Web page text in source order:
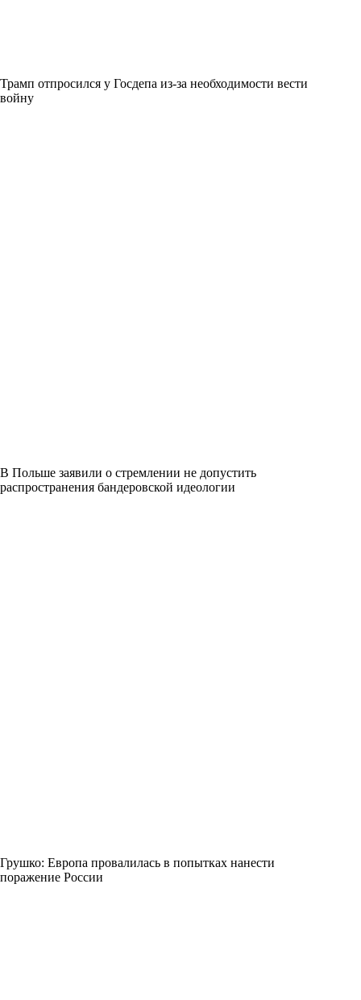
Трамп отпросился у Госдепа из-за необходимости вести
войну
В Польше заявили о стремлении не допустить
распространения бандеровской идеологии
Грушко: Европа провалилась в попытках нанести
поражение России